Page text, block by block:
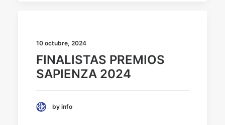
10 octubre, 2024
FINALISTAS PREMIOS
SAPIENZA 2024
by info